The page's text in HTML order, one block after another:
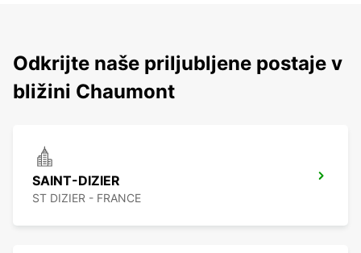
Odkrijte naše priljubljene postaje v
bližini Chaumont
SAINT-DIZIER
ST DIZIER - FRANCE